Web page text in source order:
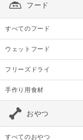
フード
すべてのフード
ウェットフード
フリーズドライ
手作り用食材
おやつ
すべてのおやつ